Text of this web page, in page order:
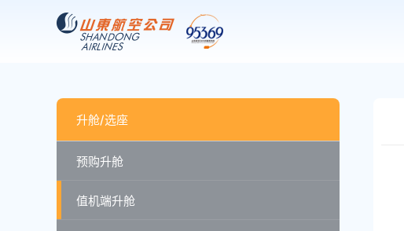
升舱/选座
预购升舱
值机端升舱